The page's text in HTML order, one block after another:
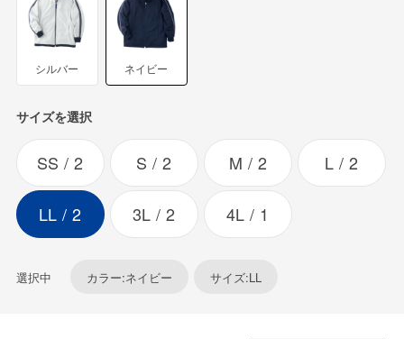
シルバー ネイビー
サイズを選択
SS 2 S 2 M 2 L 2
LL 2 3L 2 4L 1
選択中 カラー:ネイビー サイズ:LL